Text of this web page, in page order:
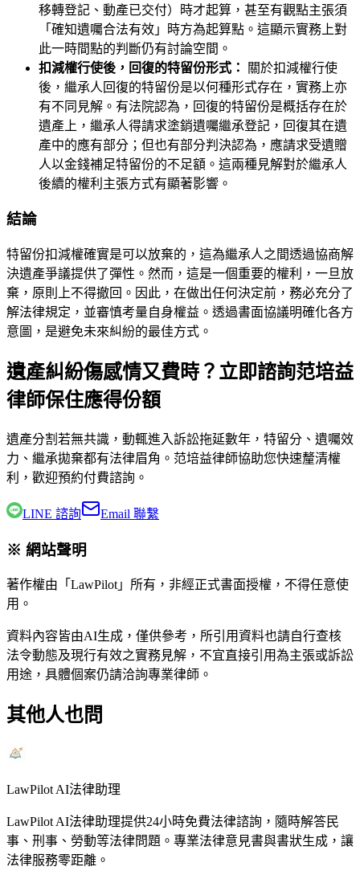
移轉登記、動產已交付）時才起算，甚至有觀點主張須
「確知遺囑合法有效」時方為起算點。這顯示實務上對
此一時間點的判斷仍有討論空間。
扣減權行使後，回復的特留份形式：
關於扣減權行使
後，繼承人回復的特留份是以何種形式存在，實務上亦
有不同見解。有法院認為，回復的特留份是概括存在於
遺產上，繼承人得請求塗銷遺囑繼承登記，回復其在遺
產中的應有部分；但也有部分判決認為，應請求受遺贈
人以金錢補足特留份的不足額。這兩種見解對於繼承人
後續的權利主張方式有顯著影響。
結論
特留份扣減權確實是可以放棄的，這為繼承人之間透過協商解
決遺產爭議提供了彈性。然而，這是一個重要的權利，一旦放
棄，原則上不得撤回。因此，在做出任何決定前，務必充分了
解法律規定，並審慎考量自身權益。透過書面協議明確化各方
意圖，是避免未來糾紛的最佳方式。
遺產糾紛傷感情又費時？立即諮詢范培益
律師保住應得份額
遺產分割若無共識，動輒進入訴訟拖延數年，特留分、遺囑效
力、繼承拋棄都有法律眉角。 范培益律師協助您快速釐清權
利，歡迎預約付費諮詢。
LINE 諮詢 Email 聯繫
※ 網站聲明
著作權由「LawPilot」所有，非經正式書面授權，不得任意使
用。
資料內容皆由AI生成，僅供參考，所引用資料也請自行查核
法令動態及現行有效之實務見解，不宜直接引用為主張或訴訟
用途，具體個案仍請洽詢專業律師。
其他人也問
LawPilot AI法律助理
LawPilot AI法律助理提供24小時免費法律諮詢，隨時解答民
事、刑事、勞動等法律問題。專業法律意見書與書狀生成，讓
法律服務零距離。